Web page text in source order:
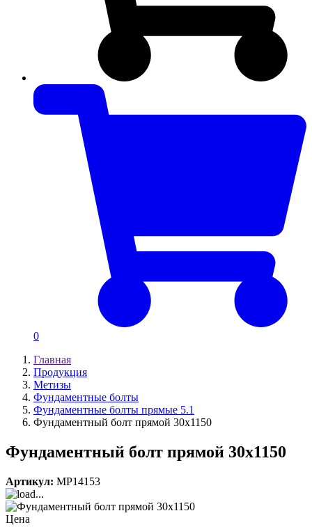
0
Главная
Продукция
Метизы
Фундаментные болты
Фундаментные болты прямые 5.1
Фундаментный болт прямой 30х1150
Фундаментный болт прямой 30х1150
Артикул: MP14153
Цена